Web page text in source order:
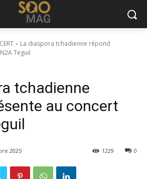
La diaspora tchadienne répond
Teguil
tchadienne
au concert
2025 0
1229